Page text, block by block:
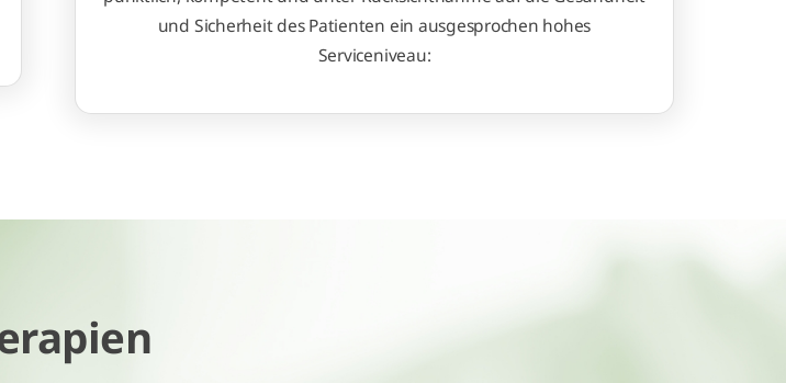
und Sicherheit des Patienten ein ausgesprochen hohes
Serviceniveau: